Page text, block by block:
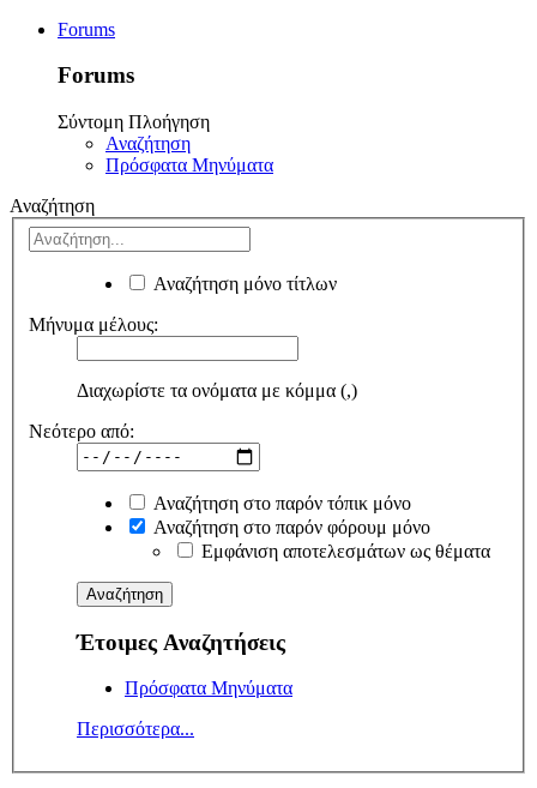
Forums
Forums
Σύντομη Πλοήγηση
Αναζήτηση
Πρόσφατα Μηνύματα
Αναζήτηση
Αναζήτηση μόνο τίτλων
Μήνυμα μέλους:
Διαχωρίστε τα ονόματα με κόμμα (,)
Νεότερο από:
Αναζήτηση στο παρόν τόπικ μόνο
Αναζήτηση στο παρόν φόρουμ μόνο
Εμφάνιση αποτελεσμάτων ως θέματα
Έτοιμες Αναζητήσεις
Πρόσφατα Μηνύματα
Περισσότερα...